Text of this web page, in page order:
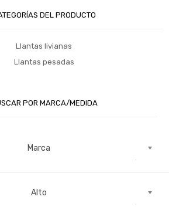
DEL PRODUCTO
Llantas livianas
Llantas pesadas
POR MARCA/MEDIDA
Marca
Alto